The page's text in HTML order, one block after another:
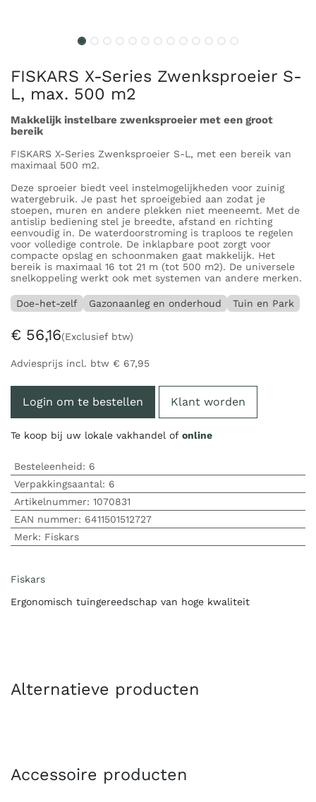
FISKARS X-Series Zwenksproeier S-
L, max. 500 m2
Makkelijk instelbare zwenksproeier met een groot
bereik
FISKARS X-Series Zwenksproeier S-L, met een bereik van
maximaal 500 m2.
Deze sproeier biedt veel instelmogelijkheden voor zuinig
watergebruik. Je past het sproeigebied aan zodat je
stoepen, muren en andere plekken niet meeneemt. Met de
antislip bediening stel je breedte, afstand en richting
eenvoudig in. De waterdoorstroming is traploos te regelen
voor volledige controle. De inklapbare poot zorgt voor
compacte opslag en schoonmaken gaat makkelijk. Het
bereik is maximaal 16 tot 21 m (tot 500 m2). De universele
snelkoppeling werkt ook met systemen van andere merken.
Doe-het-zelf Gazonaanleg en onderhoud Tuin en Park
€ 56,16(Exclusief btw)
Adviesprijs incl. btw € 67,95
Login om te bestellen Klant worden
Te koop bij uw lokale vakhandel of online
Besteleenheid: 6
Verpakkingsaantal: 6
Artikelnummer: 1070831
EAN nummer: 6411501512727
Merk: Fiskars
Fiskars
Ergonomisch tuingereedschap van hoge kwaliteit
Alternatieve producten
Accessoire producten